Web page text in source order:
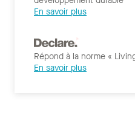
En savoir plus
Répond à la norme «
En savoir plus